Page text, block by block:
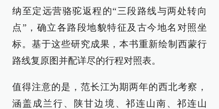
纳至定远营骆驼返程的“三段路线与两处转向
点”，确立各路段地貌特征及古今地名对照坐
标。基于这些研究成果，本书重新绘制西蒙行
路线复原图并配详尽的行程对照表。
值得注意的是，范长江为期两年的西北考察，
涵盖成兰行、陕甘边境、祁连山南、祁连山